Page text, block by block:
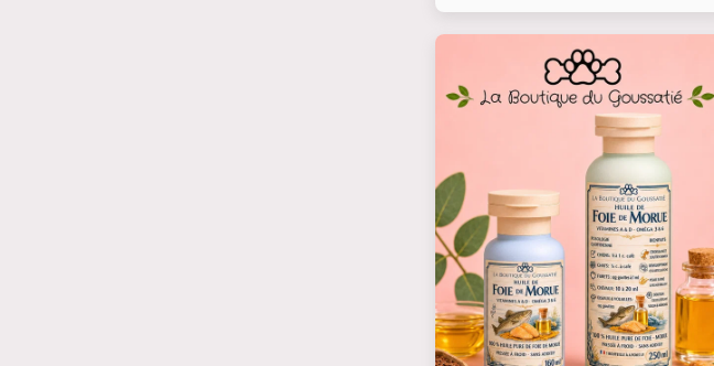
• Otites • Yeux • Hygiène globale